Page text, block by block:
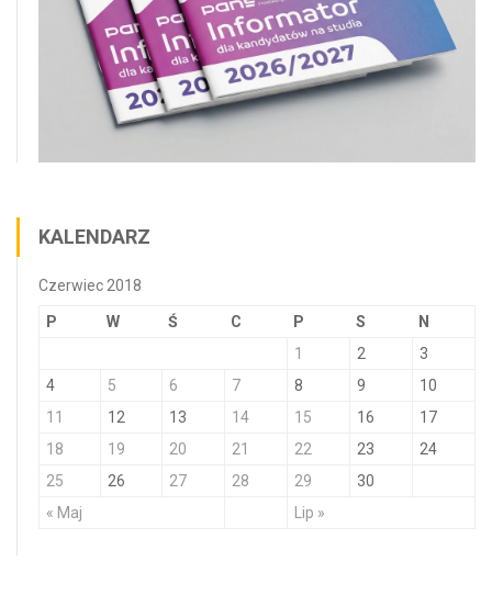
KALENDARZ
Czerwiec 2018
P W Ś C P S N
« Maj Lip »
1 2
3
4
5 6 7 8 9
10
11
12 13 14 15 16
17
18
19 20 21 22 23
24
25
26 27 28 29 30